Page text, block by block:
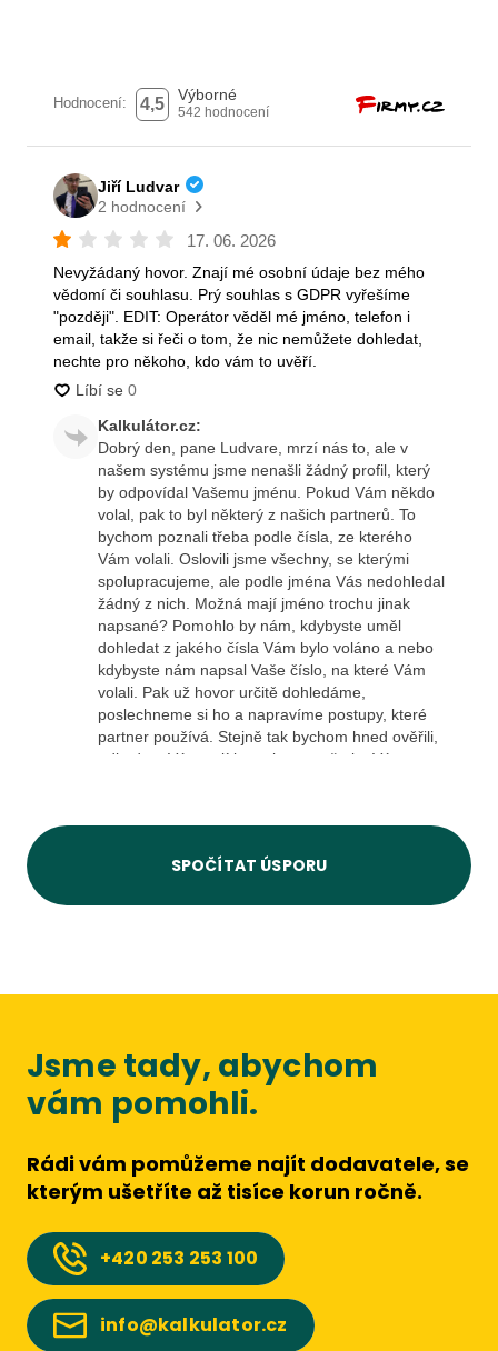
SPOČÍTAT ÚSPORU
Jsme tady, abychom
vám pomohli.
Rádi vám pomůžeme najít dodavatele, se
kterým ušetříte až tisíce korun ročně.
+420 253 253 100
info@kalkulator.cz